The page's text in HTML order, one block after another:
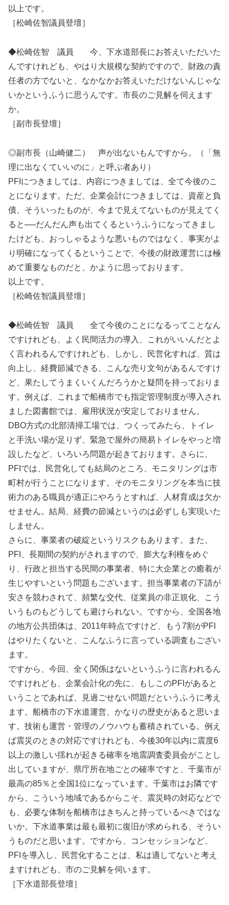
以上です。
［松崎佐智議員登壇］
◆松崎佐智 議員 今、下水道部長にお答えいただいた
んですけれども、やはり大規模な契約ですので、財政の責
任者の方でないと、なかなかお答えいただけないんじゃな
いかというふうに思うんです。市長のご見解を伺えます
か。
［副市長登壇］
◎副市長（山崎健二） 声が出ないもんですから。（「無
理に出なくていいのに」と呼ぶ者あり）
PFIにつきましては、内容につきましては、全て今後のこ
とになります。ただ、企業会計につきましては、資産と負
債、そういったものが、今まで見えてないものが見えてく
ると──だんだん声も出てくるというふうになってきまし
たけども、おっしゃるような悪いものではなく、事実がよ
り明確になってくるということで、今後の財政運営には極
めて重要なものだと、かように思っております。
以上です。
［松崎佐智議員登壇］
◆松崎佐智 議員 全て今後のことになるってことなん
ですけれども、よく民間活力の導入、これがいいんだとよ
く言われるんですけれども、しかし、民営化すれば、質は
向上し、経費節減できる、こんな売り文句があるんですけ
ど、果たしてうまくいくんだろうかと疑問を持っておりま
す。例えば、これまで船橋市でも指定管理制度が導入され
ました図書館では、雇用状況が安定しておりません。
DBO方式の北部清掃工場では、つくってみたら、トイレ
と手洗い場が足りず、緊急で屋外の簡易トイレをやっと増
設したなど、いろいろ問題が起きております。さらに、
PFIでは、民営化しても結局のところ、モニタリングは市
町村が行うことになります。そのモニタリングを本当に技
術力のある職員が適正にやろうとすれば、人材育成は欠か
せません。結局、経費の節減というのは必ずしも実現いた
しません。
さらに、事業者の破綻というリスクもあります。また、
PFI、長期間の契約がされますので、膨大な利権をめぐ
り、行政と担当する民間の事業者、特に大企業との癒着が
生じやすいという問題もございます。担当事業者の下請が
安さを競わされて、頻繁な交代、従業員の非正規化、こう
いうものもどうしても避けられない。ですから、全国各地
の地方公共団体は、2011年時点ですけど、もう7割がPFI
はやりたくないと、こんなふうに言っている調査もござい
ます。
ですから、今回、全く関係はないというふうに言われるん
ですけれども、企業会計化の先に、もしこのPFIがあると
いうことであれば、見過ごせない問題だというふうに考え
ます。船橋市の下水道運営、かなりの歴史があると思いま
す。技術も運営・管理のノウハウも蓄積されている。例え
ば震災のときの対応ですけれども、今後30年以内に震度6
以上の激しい揺れが起きる確率を地震調査委員会がことし
出していますが、県庁所在地ごとの確率ですと、千葉市が
最高の85％と全国1位になっています。千葉市はお隣です
から、こういう地域であるからこそ、震災時の対応などで
も、必要な体制を船橋市はきちんと持っているべきではな
いか。下水道事業は最も最初に復旧が求められる、そうい
うものだと思います。ですから、コンセッションなど、
PFIを導入し、民営化することは、私は適してないと考え
ますけれども、市のご見解を伺います。
［下水道部長登壇］